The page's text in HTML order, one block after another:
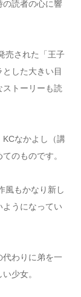
の読者の心に響
売された「王子
した大きい目
トーリーも読
KCなかよし（講
のものです。
風もかなり新し
ようになってい
代わりに弟を一
少女。